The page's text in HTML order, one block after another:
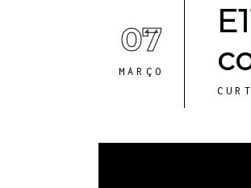
07
MARÇO